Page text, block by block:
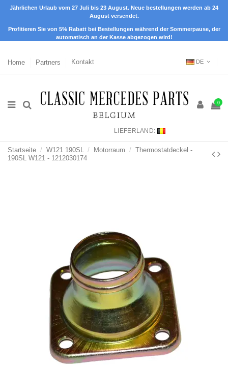
Jährlichen Urlaub vom 27 Juli bis 23 August. Neue bestellungen werden ab 24
August versendet.
Profitieren Sie von 5% Rabatt bei Bestellungen während der Sommerpause, der
automatisch an der Kasse abgezogen wird!
Home Partners Kontakt DE
0
LIEFERLAND:
Startseite W121 190SL Motorraum
Thermostatdeckel -
190SL W121 - 1212030174